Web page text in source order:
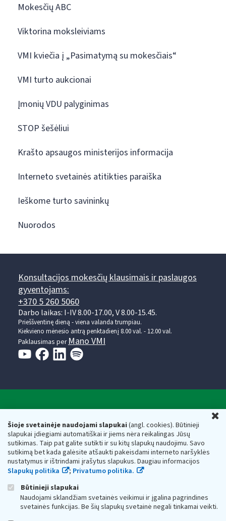
Šioje svetainėje naudojami slapukai(angl. cookies). Būtinieji
slapukai įdiegiami automatiškai ir jiems nėra reikalingas Jūsų
sutikimas. Taip pat galite sutikti ir su kitų slapukų naudojimu. Savo
sutikimą bet kada galėsite atšaukti pakeisdami interneto naršyklės
nustatymus ir ištrindami įrašytus slapukus. Daugiau informacijos
Slapukų politika
; Privatumo politika.
Būtinieji slapukai
Naudojami sklandžiam svetainės veikimui ir įgalina pagrindines
svetainės funkcijas. Be šių slapukų svetainė negali tinkamai veikti.
Mokesčių ABC
Viktorina moksleiviams
VMI kviečia į „Pasimatymą su mokesčiais“
VMI turto aukcionai
Įmonių VDU palyginimas
STOP šešėliui
Krašto apsaugos ministerijos informacija
Interneto svetainės atitikties paraiška
Ieškome turto savininkų
Nuorodos
Konsultacijos mokesčių klausimais ir paslaugos
gyventojams:
+370 5 260 5060
Darbo laikas: I-IV 8.00-17.00, V 8.00-15.45.
Prieššventinę dieną - viena valanda trumpiau.
Kiekvieno mėnesio antrą penktadienį 8.00 val. - 12.00 val.
Paklausimas per Mano VMI
Respublikos finansų ministerijos
Biudžetinė įstaiga. Juridinio asmens kodas — 188659752,
adresas: Vasario 16-osios g. 14, 01107 Vilnius, Lietuva, el.paštas:
vmi@vmi.lt, E. pristatymo dėžutės adresas 188659752
Duomenys apie Valstybinę mokesčių inspekciją prie Lietuvos
Respublikos finansų ministerijos kaupiami ir saugomi Juridinių